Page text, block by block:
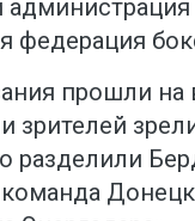
федерация
прошли
зрителей
разделили